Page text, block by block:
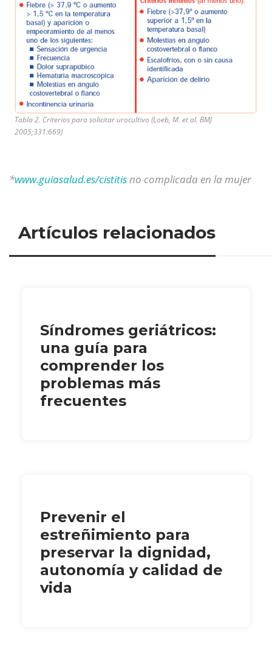
Tabla 2. Criterios para solicitar urocultivo (Loeb, M. et al. BMJ
2005;331:669)
*www.guiasalud.es/cistitis no complicada en la mujer
Artículos relacionados
Síndromes geriátricos:
una guía para
comprender los
problemas más
frecuentes
Prevenir el
estreñimiento para
preservar la dignidad,
autonomía y calidad de
vida